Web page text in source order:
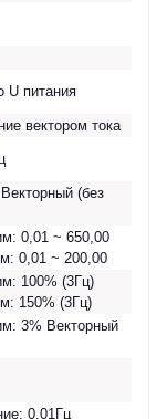
U питания
вектором тока
(без
0,01 ~ 650,00
0,01 ~ 200,00
100% (3Гц)
150% (3Гц)
3% Векторный
0,01Гц